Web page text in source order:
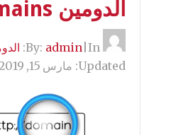
الدومين Domains
admin In:
Updated: مارس 15, 2019